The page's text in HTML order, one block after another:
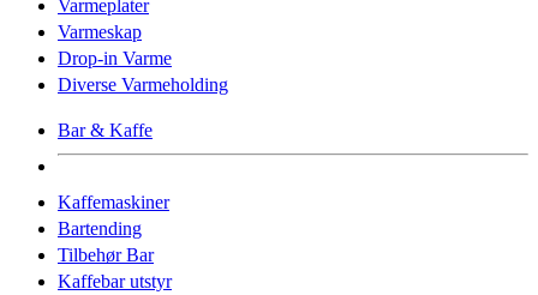
Varmeplater
Varmeskap
Drop-in Varme
Diverse Varmeholding
Bar & Kaffe
Kaffemaskiner
Bartending
Tilbehør Bar
Kaffebar utstyr